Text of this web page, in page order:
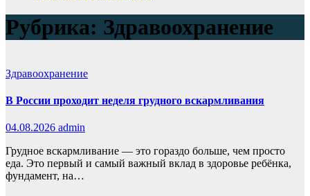
Рубрика: Здравоохранение
Здравоохранение
В России проходит неделя грудного вскармливания
04.08.2026 admin
Грудное вскармливание — это гораздо больше, чем просто
еда. Это первый и самый важный вклад в здоровье ребёнка,
фундамент, на…